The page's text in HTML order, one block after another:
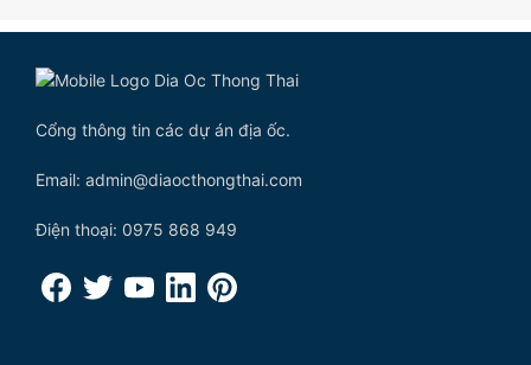
Cổng thông tin các dự án địa ốc.
Email: admin@diaocthongthai.com
Điện thoại: 0975 868 949